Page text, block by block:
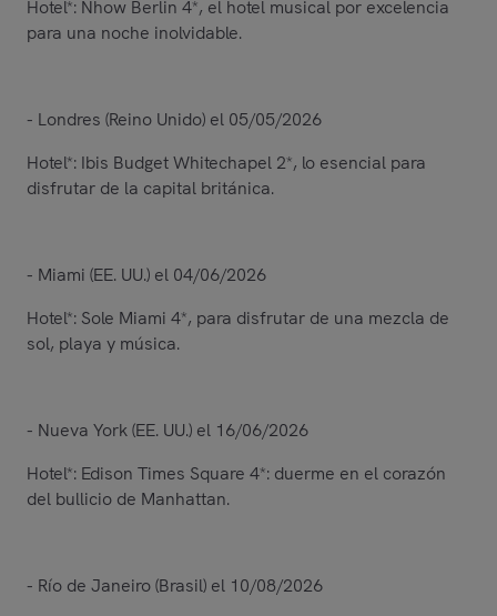
Hotel*: Nhow Berlin 4*, el hotel musical por excelencia
para una noche inolvidable.
- Londres (Reino Unido) el 05/05/2026
Hotel*: Ibis Budget Whitechapel 2*, lo esencial para
disfrutar de la capital británica.
- Miami (EE. UU.) el 04/06/2026
Hotel*: Sole Miami 4*, para disfrutar de una mezcla de
sol, playa y música.
- Nueva York (EE. UU.) el 16/06/2026
Hotel*: Edison Times Square 4*: duerme en el corazón
del bullicio de Manhattan.
- Río de Janeiro (Brasil) el 10/08/2026